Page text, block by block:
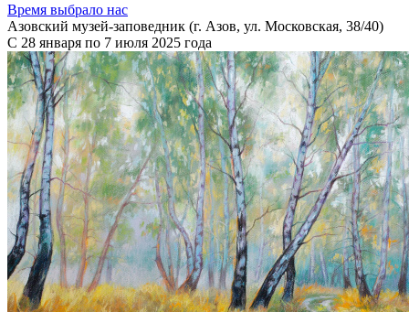
Время выбрало нас
Азовский музей-заповедник (г. Азов, ул. Московская, 38/40)
С 28 января по 7 июля 2025 года